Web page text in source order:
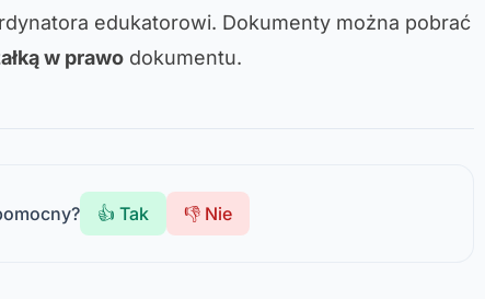
edukatorowi. Dokumenty można pobrać
w prawo dokumentu.
👍 Tak 👎 Nie